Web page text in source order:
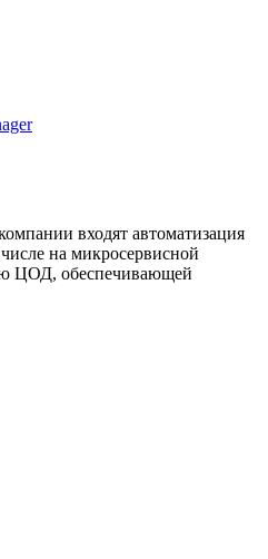
входят автоматизация
на микросервисной
ЦОД, обеспечивающей